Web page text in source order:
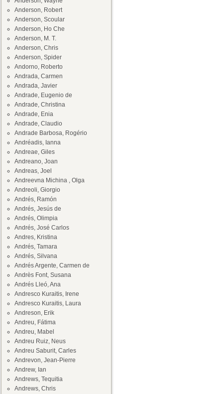
Anderson, Robert
Anderson, Scoular
Anderson, Ho Che
Anderson, M. T.
Anderson, Chris
Anderson, Spider
Andorno, Roberto
Andrada, Carmen
Andrada, Javier
Andrade, Eugenio de
Andrade, Christina
Andrade, Enia
Andrade, Claudio
Andrade Barbosa, Rogério
Andréadis, Ianna
Andreae, Giles
Andreano, Joan
Andreas, Joel
Andreevna Michina , Olga
Andreoli, Giorgio
Andrés, Ramón
Andrés, Jesús de
Andrés, Olimpia
Andrés, José Carlos
Andres, Kristina
Andrés, Tamara
Andrés, Silvana
Andrés Argente, Carmen de
Andrès Font, Susana
Andrés Lleó, Ana
Andresco Kuraitis, Irene
Andresco Kuraitis, Laura
Andreson, Erik
Andreu, Fátima
Andreu, Mabel
Andreu Ruiz, Neus
Andreu Saburit, Carles
Andrevon, Jean-Pierre
Andrew, Ian
Andrews, Tequitia
Andrews, Chris